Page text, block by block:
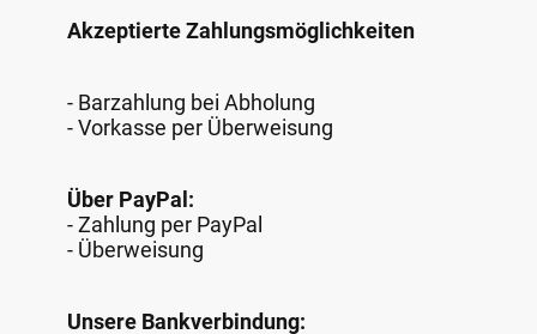
Akzeptierte Zahlungsmöglichkeiten
- Barzahlung bei Abholung
- Vorkasse per Überweisung
Über PayPal:
- Zahlung per PayPal
- Überweisung
Unsere Bankverbindung: